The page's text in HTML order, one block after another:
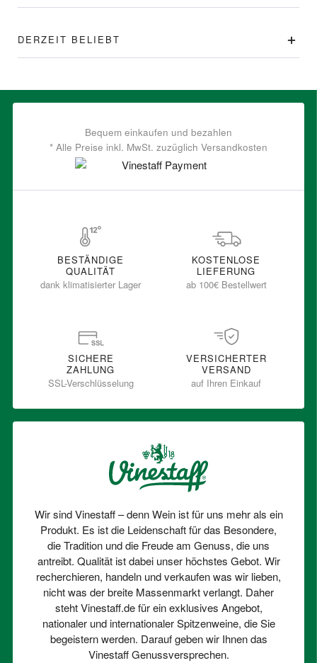
DERZEIT BELIEBT
Bequem einkaufen und bezahlen
* Alle Preise inkl. MwSt. zuzüglich Versandkosten
BESTÄNDIGE
QUALITÄT
dank klimatisierter Lager
KOSTENLOSE
LIEFERUNG
ab 100€ Bestellwert
SICHERE
ZAHLUNG
SSL-Verschlüsselung
VERSICHERTER
VERSAND
auf Ihren Einkauf
Wir sind Vinestaff – denn Wein ist für uns mehr als ein
Produkt. Es ist die Leidenschaft für das Besondere,
die Tradition und die Freude am Genuss, die uns
antreibt. Qualität ist dabei unser höchstes Gebot. Wir
recherchieren, handeln und verkaufen was wir lieben,
nicht was der breite Massenmarkt verlangt. Daher
steht Vinestaff.de für ein exklusives Angebot,
nationaler und internationaler Spitzenweine, die Sie
begeistern werden. Darauf geben wir Ihnen das
Vinestaff Genussversprechen.